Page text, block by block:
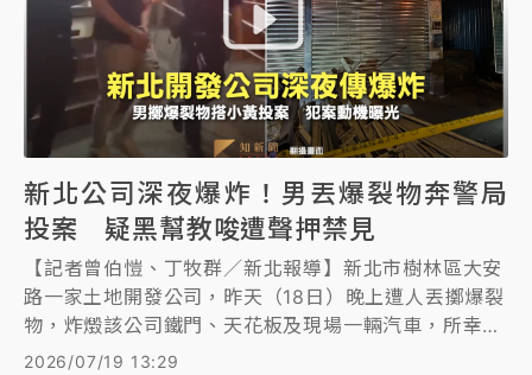
新北公司深夜爆炸！男丟爆裂物奔警局
投案 疑黑幫教唆遭聲押禁見
【記者曾伯愷、丁牧群／新北報導】新北市樹林區大安
路一家土地開發公司，昨天（18日）晚上遭人丟擲爆裂
物，炸燬該公司鐵門、天花板及現場一輛汽車，所幸沒
有人傷亡。施姓男子犯案後搭乘同輛計程車向警投案，
2026/07/19 13:29